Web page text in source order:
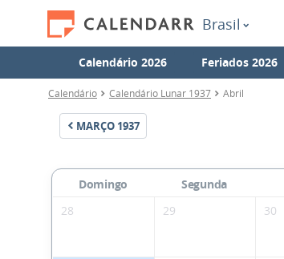
Brasil
Calendário 2026 Feriados 2026
Calendário Calendário Lunar 1937 Abril
MARÇO 1937
Domingo Segunda
28
29 30